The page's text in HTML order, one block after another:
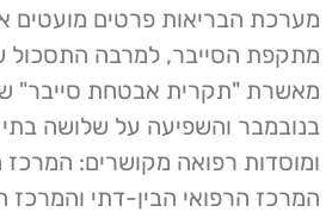
מערכת הבריאות פרטים מועטים
מתקפת הסייבר, למרבה התסכול
ומוסדות רפואה מקושרים: המרכז
המרכז הרפואי הבין-דתי והמרכז